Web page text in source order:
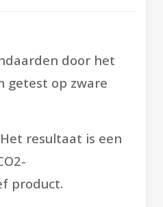
door het
getest op zware
resultaat is een
product.